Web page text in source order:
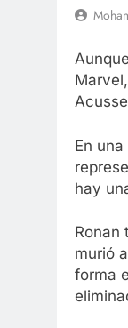
En
hay
Ronan
murió
forma